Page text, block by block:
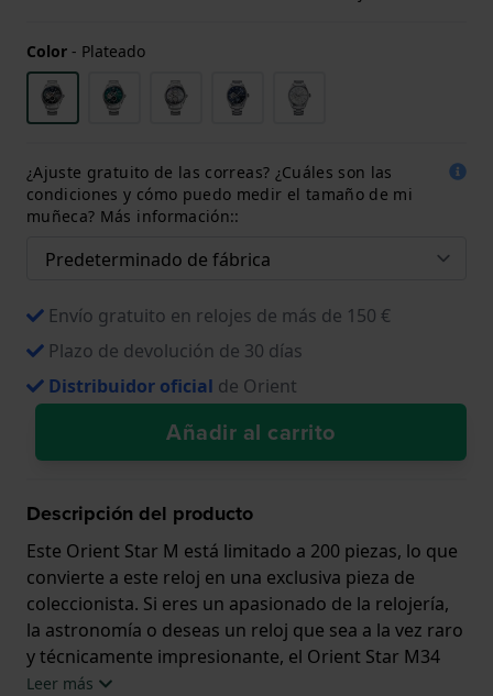
Color - Plateado
¿Ajuste gratuito de las correas? ¿Cuáles son las
condiciones y cómo puedo medir el tamaño de mi
muñeca? Más información::
Envío gratuito en relojes de más de 150 €
Plazo de devolución de 30 días
Distribuidor oficial de Orient
Añadir al carrito
Descripción del producto
Este Orient Star M está limitado a 200 piezas, lo que
convierte a este reloj en una exclusiva pieza de
coleccionista. Si eres un apasionado de la relojería,
la astronomía o deseas un reloj que sea a la vez raro
y técnicamente impresionante, el Orient Star M34
Perseus destaca en el segmento del microlujo. El
Leer más